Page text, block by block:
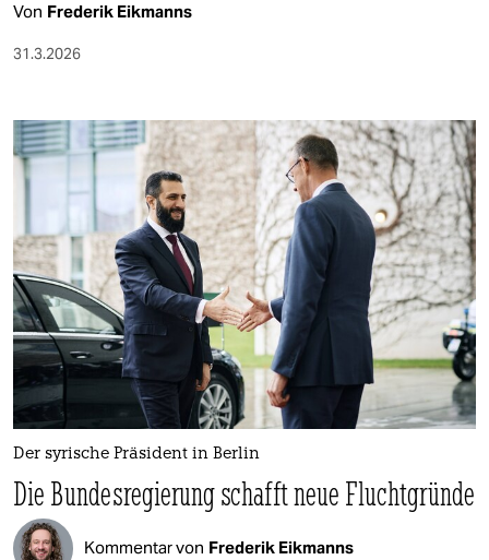
Von Frederik Eikmanns
31.3.2026
Der syrische Präsident in Berlin
Die Bundesregierung schafft neue Fluchtgründe
Kommentar von Frederik Eikmanns